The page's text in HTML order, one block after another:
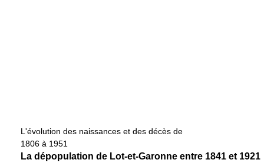
L'évolution des naissances et des décès de
1806 à 1951
La dépopulation de Lot-et-Garonne entre 1841 et 1921